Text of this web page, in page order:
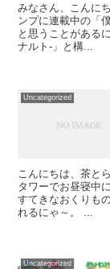
みなさん、こんに
ンプに連載中の「
と思うことがある
ナルト-」と構...
Uncategorized
こんにちは、茶と
タワーでお昼寝中
すてきなおくりも
れるにゃ～。 ...
Uncategorized